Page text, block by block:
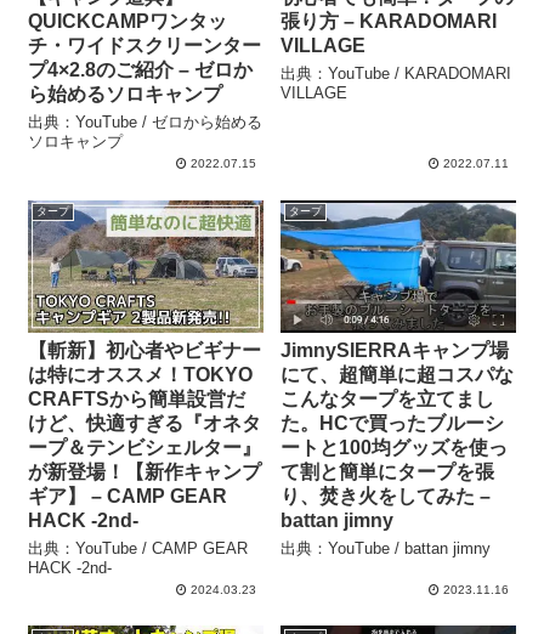
QUICKCAMPワンタッ
チ・ワイドスクリーンター
プ4×2.8のご紹介 – ゼロか
ら始めるソロキャンプ
出典：YouTube / ゼロから始める
ソロキャンプ
2022.07.15
張り方 – KARADOMARI
VILLAGE
出典：YouTube / KARADOMARI
VILLAGE
2022.07.11
タープ
【斬新】初心者やビギナー
は特にオススメ！TOKYO
CRAFTSから簡単設営だ
けど、快適すぎる『オネタ
ープ＆テンビシェルター』
が新登場！【新作キャンプ
ギア】 – CAMP GEAR
HACK -2nd-
出典：YouTube / CAMP GEAR
HACK -2nd-
2024.03.23
タープ
JimnySIERRAキャンプ場
にて、超簡単に超コスパな
こんなタープを立てまし
た。HCで買ったブルーシ
ートと100均グッズを使っ
て割と簡単にタープを張
り、焚き火をしてみた –
battan jimny
出典：YouTube / battan jimny
2023.11.16